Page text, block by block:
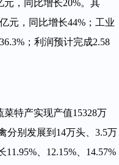
，同比增长20%。其
元，同比增长44%；工业
；利润预计完成2.58
特产实现产值15328万
分别发展到14万头、3.5万
、12.15%、14.57%